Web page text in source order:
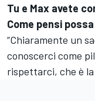
Tu e Max avete
Come pensi
“Chiaramente un
conoscerci come
rispettarci, che è la